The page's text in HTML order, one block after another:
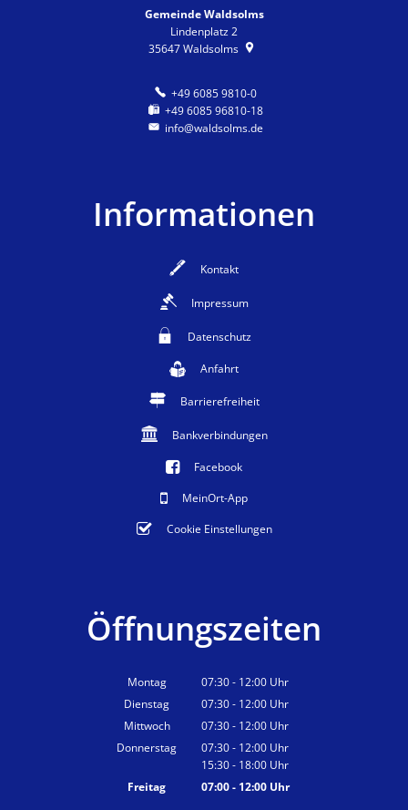
Gemeinde Waldsolms
Lindenplatz 2
35647 Waldsolms
+49 6085 9810-0
+49 6085 96810-18
info@waldsolms.de
Informationen
Kontakt
Impressum
Datenschutz
Anfahrt
Barrierefreiheit
Bankverbindungen
Facebook
MeinOrt-App
Cookie Einstellungen
Öffnungszeiten
Montag 07:30- 12:00 Uhr
Von 07:30 bis 12:00 Uhr
Dienstag 07:30- 12:00 Uhr
Von 07:30 bis 12:00 Uhr
Mittwoch 07:30- 12:00 Uhr
Von 07:30 bis 12:00 Uhr
Donnerstag 07:30- 12:00 Uhr
Von 07:30 bis 12:00 Uhr
15:30- 18:00 Uhr
Von 15:30 bis 18:00 Uhr
Freitag 07:00- 12:00Uhr